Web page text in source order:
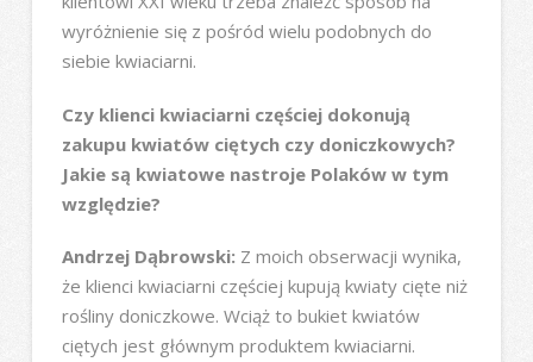
wyróżnienie się z pośród wielu podobnych do
siebie kwiaciarni.
Czy klienci kwiaciarni częściej dokonują
zakupu kwiatów ciętych czy doniczkowych?
Jakie są kwiatowe nastroje Polaków w tym
względzie?
Andrzej Dąbrowski: Z moich obserwacji wynika,
że klienci kwiaciarni częściej kupują kwiaty cięte niż
rośliny doniczkowe. Wciąż to bukiet kwiatów
ciętych jest głównym produktem kwiaciarni.